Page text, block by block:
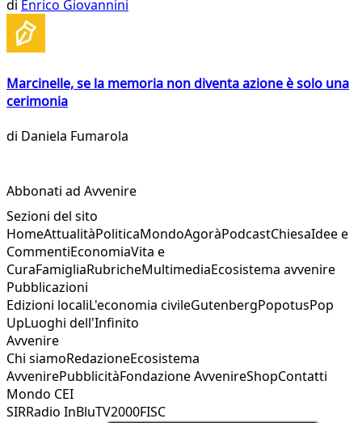
di Enrico Giovannini
Marcinelle, se la memoria non diventa azione è solo una
cerimonia
di Daniela Fumarola
Abbonati ad Avvenire
Sezioni del sito
HomeAttualitàPoliticaMondoAgoràPodcastChiesaIdee e
CommentiEconomiaVita e
CuraFamigliaRubricheMultimediaEcosistema avvenire
Pubblicazioni
Edizioni localiL'economia civileGutenbergPopotusPop
UpLuoghi dell'Infinito
Avvenire
Chi siamoRedazioneEcosistema
AvvenirePubblicitàFondazione AvvenireShopContatti
Mondo CEI
SIRRadio InBluTV2000FISC